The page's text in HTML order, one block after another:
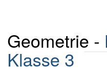
Geometrie -
Klasse 3